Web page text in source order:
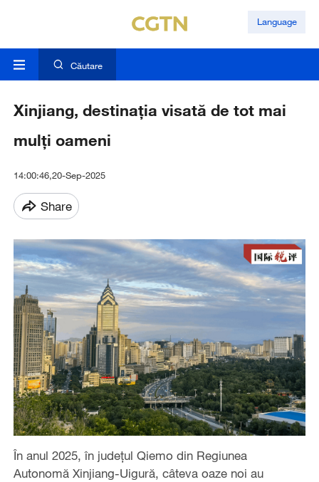
Language
Căutare
Xinjiang, destinația visată de tot mai
mulți oameni
14:00:46,20-Sep-2025
Share
În anul 2025, în județul Qiemo din Regiunea
Autonomă Xinjiang-Uigură, câteva oaze noi au